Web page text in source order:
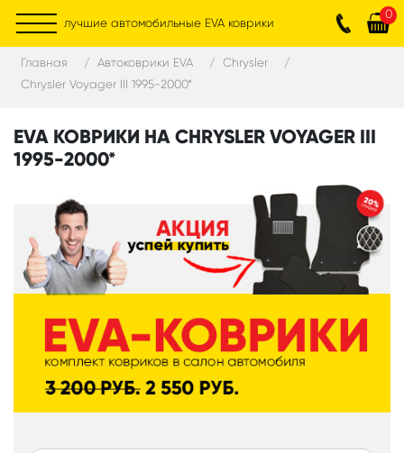
лучшие автомобильные EVA коврики
0
Главная Автоковрики EVA
Chrysler
Chrysler Voyager III 1995-2000*
EVA КОВРИКИ НА CHRYSLER VOYAGER III
1995-2000*